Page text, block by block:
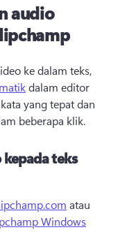
audio
ke dalam teks,
dalam editor
yang tepat dan
beberapa klik.
teks
atau
Windows